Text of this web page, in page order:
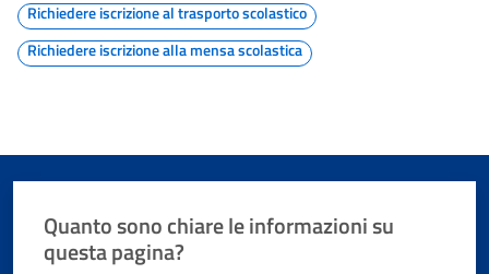
Richiedere iscrizione al trasporto scolastico
Richiedere iscrizione alla mensa scolastica
Quanto sono chiare le informazioni su
questa pagina?